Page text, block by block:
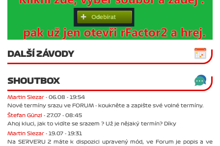
DALŠÍ ZÁVODY
SHOUTBOX
Martin Slezar - 06.08 - 19:54
Nové termíny srazu ve FORUM - koukněte a zapište své volné termíny.
Štefan Günzl - 27.07 - 08:45
Ahoj kluci, jak to vidíte se srazem ? Už je nějaký termín? Díky
Martin Slezar - 19.07 - 19:31
Na SERVERU 2 máte k dispozici upravený mód, ve Forum je popis a ve